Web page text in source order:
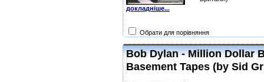
докладніше...
Обрати для порівняння
Bob Dylan - Million Dollar
Basement Tapes (by Sid